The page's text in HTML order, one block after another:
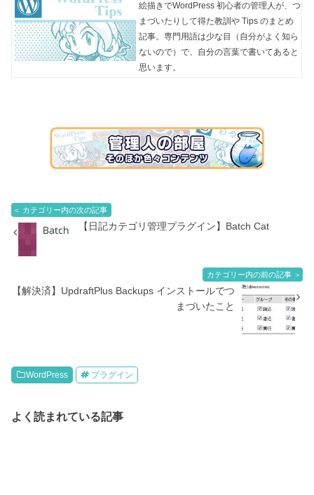
絵描きでWordPress 初心者の管理人が、つ
まづいたりして得た教訓や Tips のまとめ
記事。専門用語は少な目（自分がよく知ら
ないので）で、自分の言葉で書いてあると
思います。
＜ カテゴリー内の次の記事
【日記カテゴリ管理プラグイン】Batch Cat
カテゴリー内の前の記事 ＞
【解決済】UpdraftPlus Backups インストールでつ
まづいたこと
WordPress プラグイン
よく読まれている記事